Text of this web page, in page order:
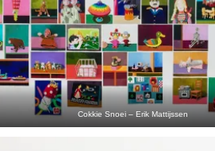
Cokkie Snoei – Erik Mattijssen